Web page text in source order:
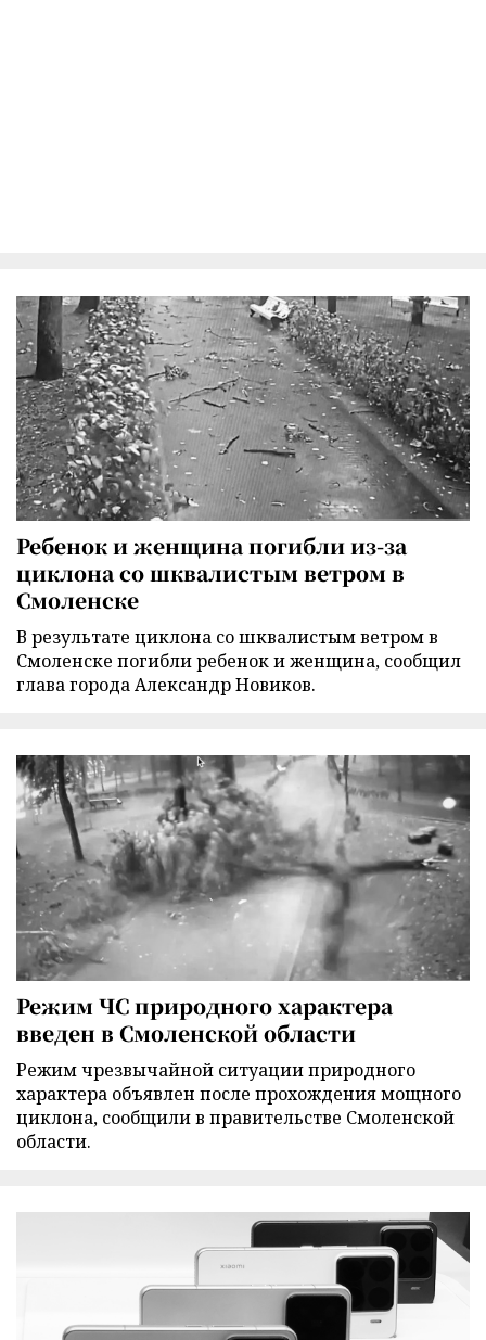
Ребенок и женщина погибли из-за
циклона со шквалистым ветром в
Смоленске
В результате циклона со шквалистым ветром в
Смоленске погибли ребенок и женщина, сообщил
глава города Александр Новиков.
Режим ЧС природного характера
введен в Смоленской области
Режим чрезвычайной ситуации природного
характера объявлен после прохождения мощного
циклона, сообщили в правительстве Смоленской
области.